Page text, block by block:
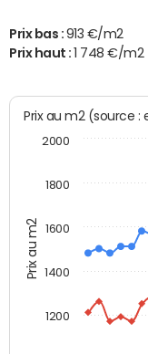
Prix bas : 913 €/m2
Prix haut :
1 748 €/m2
Prix au m2
Prix au m2
1200
1400
1600
1800
2000